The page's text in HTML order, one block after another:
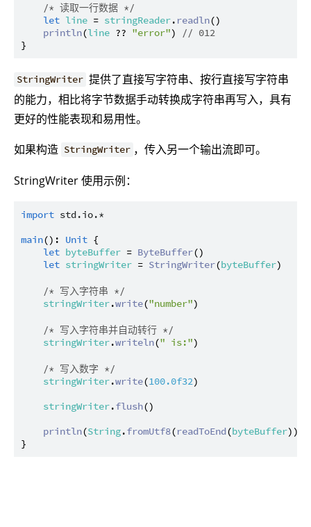
/* 读取一行数据 */
let line = stringReader. readln()
println(line ?? "error")
// 012
StringWriter 提供了直接写字符串、按行直接写字符串
的能力，相比将字节数据手动转换成字符串再写入，具有
更好的性能表现和易用性。
如果构造 StringWriter ，传入另一个输出流即可。
StringWriter 使用示例：
import std.io.*
main(): Unit {
let byteBuffer = ByteBuffer()
let stringWriter = StringWriter(byteBuffer)
/* 写入字符串 */
stringWriter.write("number")
/* 写入字符串并自动转行 */
stringWriter.writeln(" is:")
/* 写入数字 */
stringWriter.write(100.0f32)
stringWriter.flush()
println(String.fromUtf8(readToEnd(byteBuffer)))